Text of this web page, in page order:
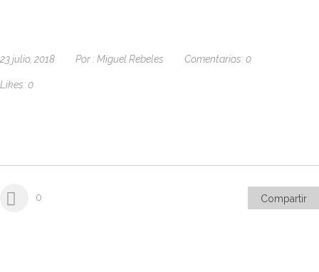
23 julio, 2018 Por : Miguel Rebeles Comentarios: 0
Likes: 0
0 Compartir